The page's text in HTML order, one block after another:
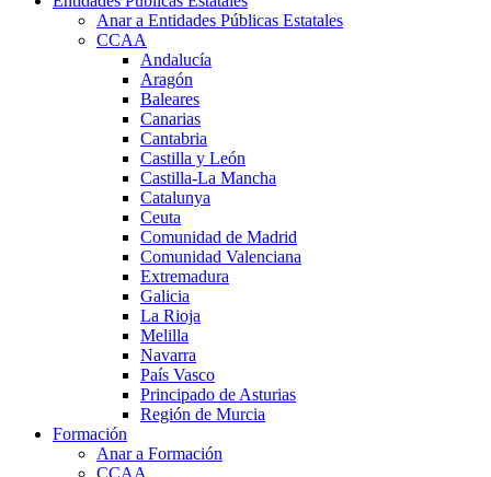
Anar a Entidades Públicas Estatales
CCAA
Andalucía
Aragón
Baleares
Canarias
Cantabria
Castilla y León
Castilla-La Mancha
Catalunya
Ceuta
Comunidad de Madrid
Comunidad Valenciana
Extremadura
Galicia
La Rioja
Melilla
Navarra
País Vasco
Principado de Asturias
Región de Murcia
Formación
Anar a Formación
CCAA